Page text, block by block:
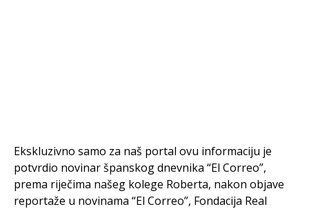
Ekskluzivno samo za naš portal ovu informaciju je
potvrdio novinar španskog dnevnika “El Correo”,
prema riječima našeg kolege Roberta, nakon objave
reportaže u novinama “El Correo”, Fondacija Real